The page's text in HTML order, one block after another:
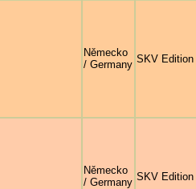
Německo
/ Germany SKV Edition
Německo
/ Germany SKV Edition